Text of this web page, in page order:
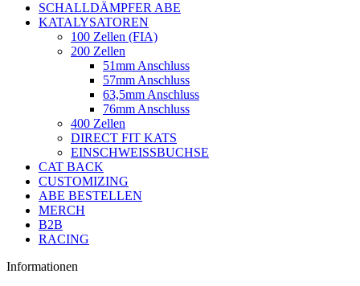
SCHALLDÄMPFER ABE
KATALYSATOREN
100 Zellen (FIA)
200 Zellen
51mm Anschluss
57mm Anschluss
63,5mm Anschluss
76mm Anschluss
400 Zellen
DIRECT FIT KATS
EINSCHWEISSBUCHSE
CAT BACK
CUSTOMIZING
ABE BESTELLEN
MERCH
B2B
RACING
Informationen